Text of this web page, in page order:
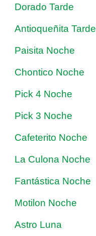
Dorado Tarde
Antioqueñita Tarde
Paisita Noche
Chontico Noche
Pick 4 Noche
Pick 3 Noche
Cafeterito Noche
La Culona Noche
Fantástica Noche
Motilon Noche
Astro Luna